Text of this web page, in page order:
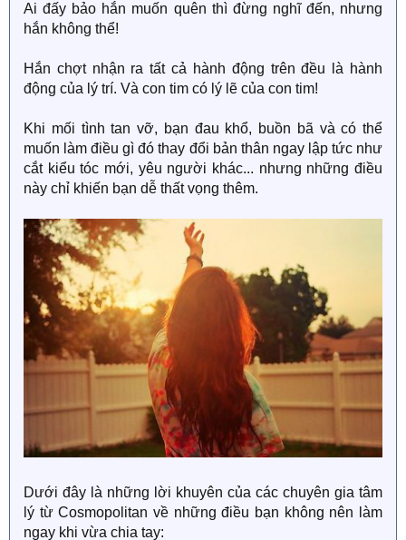
Ai đấy bảo hắn muốn quên thì đừng nghĩ đến, nhưng
hắn không thể!
Hắn chợt nhận ra tất cả hành động trên đều là hành
động của lý trí. Và con tim có lý lẽ của con tim!
Khi mối tình tan vỡ, bạn đau khổ, buồn bã và có thể
muốn làm điều gì đó thay đổi bản thân ngay lập tức như
cắt kiểu tóc mới, yêu người khác... nhưng những điều
này chỉ khiến bạn dễ thất vọng thêm.
Dưới đây là những lời khuyên của các chuyên gia tâm
lý từ Cosmopolitan về những điều bạn không nên làm
ngay khi vừa chia tay: